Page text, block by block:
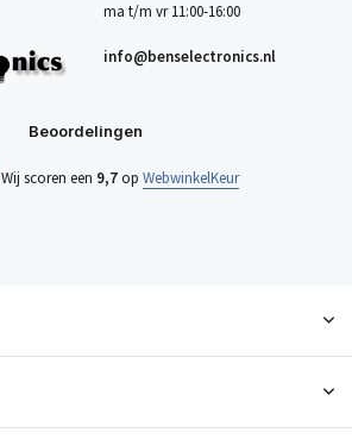
ma t/m vr 11:00-16:00
info@benselectronics.nl
Beoordelingen
Wij scoren een 9,7op WebwinkelKeur